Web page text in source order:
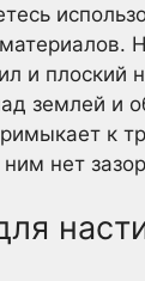
и плоский
землей и
к
нет